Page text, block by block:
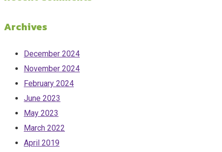
Archives
December 2024
November 2024
February 2024
June 2023
May 2023
March 2022
April 2019